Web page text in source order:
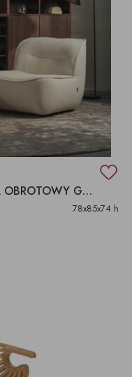
KREMOWY FOTEL GORM, FOTEL OBROTOWY GORM
78x85x74 h